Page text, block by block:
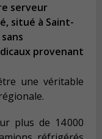
serveur
situé à Saint-
provenant
une véritable
plus de 14 000